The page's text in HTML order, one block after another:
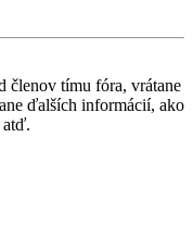
členov tímu fóra, vrátane
ďalších informácií, ako